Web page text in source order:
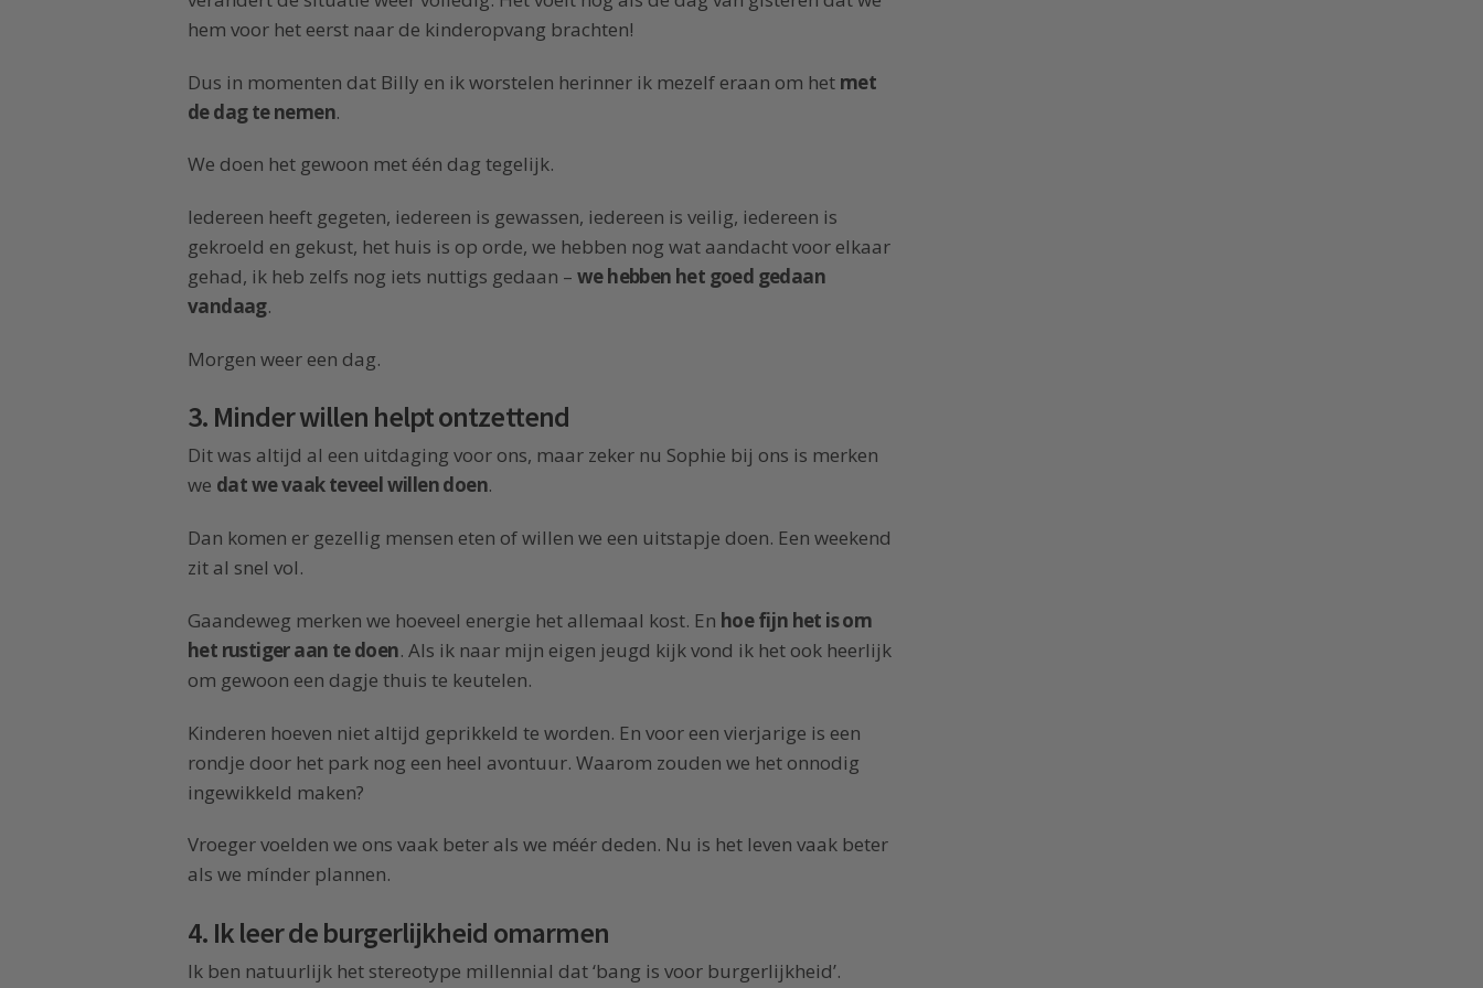
hem voor het eerst naar de kinderopvang brachten!
Dus in momenten dat Billy en ik worstelen herinner ik mezelf eraan om het met
de dag te nemen.
We doen het gewoon met één dag tegelijk.
Iedereen heeft gegeten, iedereen is gewassen, iedereen is veilig, iedereen is
gekroeld en gekust, het huis is op orde, we hebben nog wat aandacht voor elkaar
gehad, ik heb zelfs nog iets nuttigs gedaan – we hebben het goed gedaan
vandaag.
Morgen weer een dag.
3. Minder willen helpt ontzettend
Dit was altijd al een uitdaging voor ons, maar zeker nu Sophie bij ons is merken
we dat we vaak teveel willen doen.
Dan komen er gezellig mensen eten of willen we een uitstapje doen. Een weekend
zit al snel vol.
Gaandeweg merken we hoeveel energie het allemaal kost. En hoe fijn het is om
het rustiger aan te doen. Als ik naar mijn eigen jeugd kijk vond ik het ook heerlijk
om gewoon een dagje thuis te keutelen.
Kinderen hoeven niet altijd geprikkeld te worden. En voor een vierjarige is een
rondje door het park nog een heel avontuur. Waarom zouden we het onnodig
ingewikkeld maken?
Vroeger voelden we ons vaak beter als we méér deden. Nu is het leven vaak beter
als we mínder plannen.
4. Ik leer de burgerlijkheid omarmen
Ik ben natuurlijk het stereotype millennial dat ‘bang is voor burgerlijkheid’.